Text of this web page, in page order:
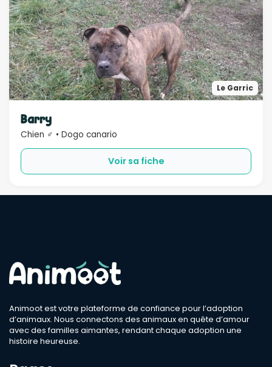
Le Garric
Barry
Chien ♂ • Dogo canario
Voir sa fiche
Dans un rayon autour de 50 km
Espèce
Sexe
Compatible
Animoot est votre plateforme de confiance pour l’adoption
d’animaux. Nous connectons des animaux en quête d’amour
avec des familles aimantes, rendant chaque adoption une
histoire heureuse.